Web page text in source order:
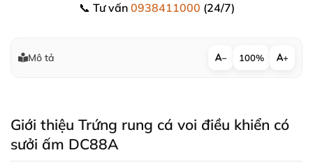
📞 Tư vấn 0938411000 (24/7)
Mô tả − 100% +
Giới thiệu Trứng rung cá voi điều khiển có
sưởi ấm DC88A